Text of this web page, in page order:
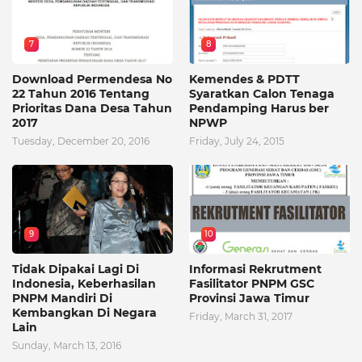
7
Download Permendesa No
22 Tahun 2016 Tentang
Prioritas Dana Desa Tahun
2017
Tuesday, December 20, 2016
8
Kemendes & PDTT
Syaratkan Calon Tenaga
Pendamping Harus ber
NPWP
Friday, July 24, 2015
9
Tidak Dipakai Lagi Di
Indonesia, Keberhasilan
PNPM Mandiri Di
Kembangkan Di Negara
Lain
Sunday, March 13, 2016
10
Informasi Rekrutment
Fasilitator PNPM GSC
Provinsi Jawa Timur
Friday, March 31, 2017